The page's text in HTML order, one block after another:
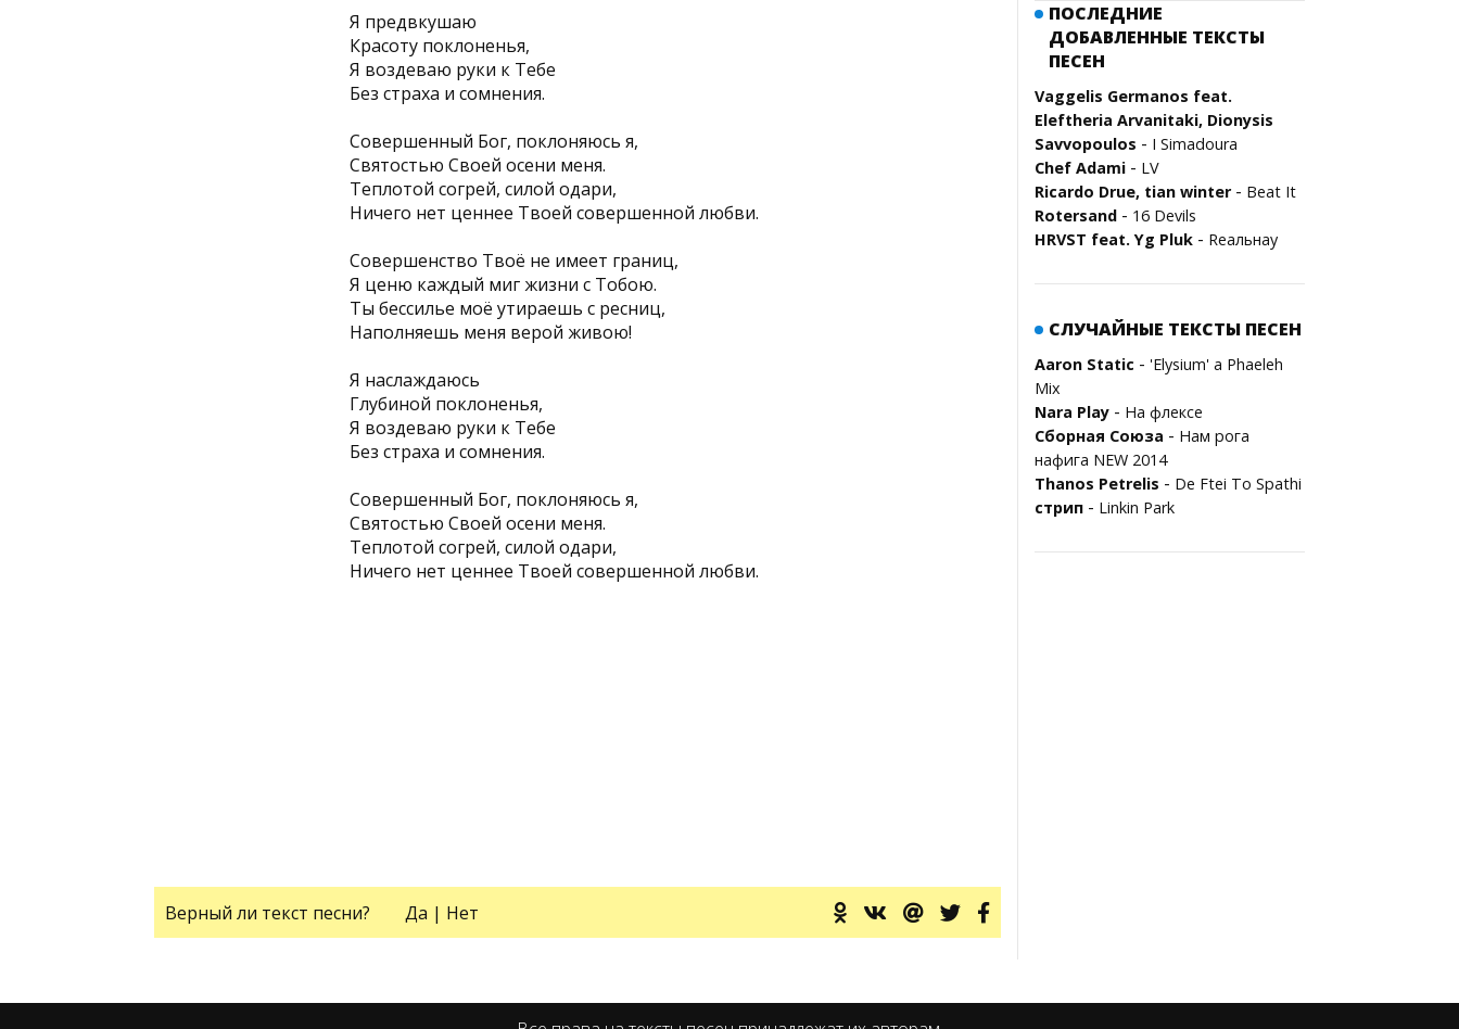
Я предвкушаю
Красоту поклоненья,
Я воздеваю руки к Тебе
Без страха и сомнения.
Совершенный Бог, поклоняюсь я,
Святостью Своей осени меня.
Теплотой согрей, силой одари,
Ничего нет ценнее Твоей совершенной любви.
Совершенство Твоё не имеет границ,
Я ценю каждый миг жизни с Тобою.
Ты бессилье моё утираешь с ресниц,
Наполняешь меня верой живою!
Я наслаждаюсь
Глубиной поклоненья,
Я воздеваю руки к Тебе
Без страха и сомнения.
Совершенный Бог, поклоняюсь я,
Святостью Своей осени меня.
Теплотой согрей, силой одари,
Ничего нет ценнее Твоей совершенной любви.
Верный ли текст песни? Да | Нет
ПОСЛЕДНИЕ
ДОБАВЛЕННЫЕ ТЕКСТЫ
ПЕСЕН
Vaggelis Germanos feat.
Eleftheria Arvanitaki, Dionysis
Savvopoulos - I Simadoura
Chef Adami - LV
Ricardo Drue, tian winter- Beat It
Rotersand - 16 Devils
HRVST feat. Yg Pluk - Rеальнау
СЛУЧАЙНЫЕ ТЕКСТЫ ПЕСЕН
Aaron Static - 'Elysium' a Phaeleh
Mix
Nara Play - На флексе
Сборная Союза - Нам рога
нафига NEW 2014
Thanos Petrelis - De Ftei To Spathi
стрип - Linkin Park